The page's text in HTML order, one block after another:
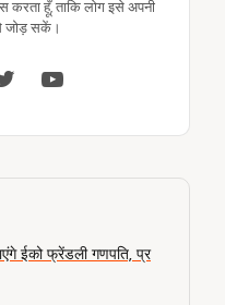
करता हूँ, ताकि लोग इसे अपनी
से जोड़ सकें।
ईको फ्रेंडली गणपति, प्र